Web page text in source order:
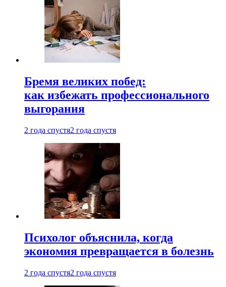
Бремя великих побед:
как избежать профессионального
выгорания
2 года спустя2 года спустя
Психолог объяснила, когда
экономия превращается в болезнь
2 года спустя2 года спустя